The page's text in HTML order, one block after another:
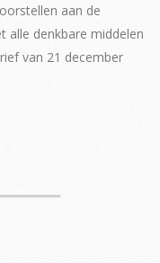
aan de
alle denkbare middelen
van 21 december